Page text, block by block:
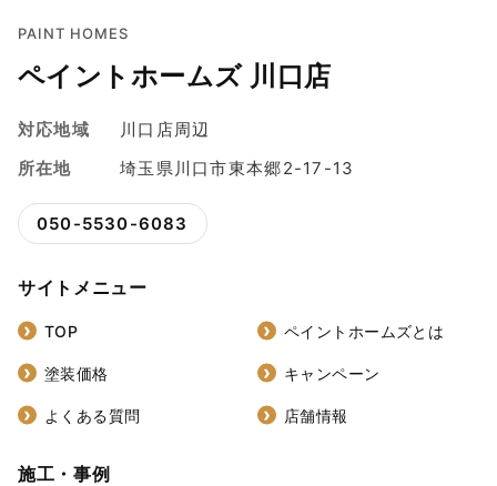
PAINT HOMES
ペイントホームズ 川口店
対応地域
川口店周辺
所在地
埼玉県川口市東本郷2-17-13
050-5530-6083
サイトメニュー
TOP ペイントホームズとは
塗装価格 キャンペーン
よくある質問 店舗情報
施工・事例